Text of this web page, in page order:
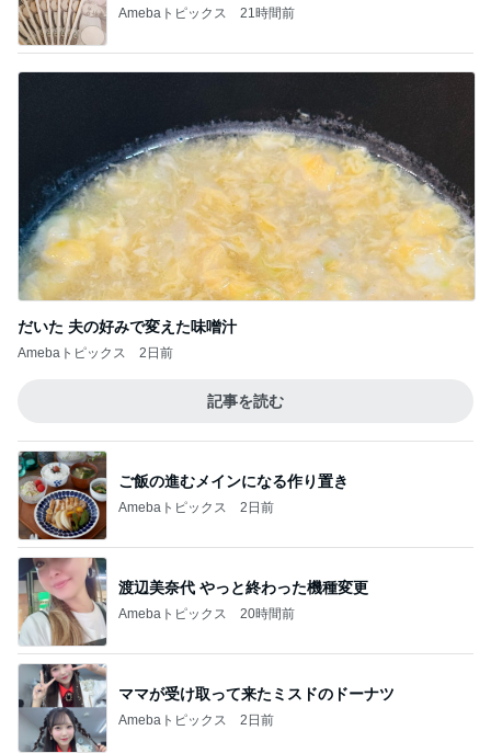
Amebaトピックス 21時間前
だいた 夫の好みで変えた味噌汁
Amebaトピックス 2日前
記事を読む
ご飯の進むメインになる作り置き
Amebaトピックス 2日前
渡辺美奈代 やっと終わった機種変更
Amebaトピックス 20時間前
ママが受け取って来たミスドのドーナツ
Amebaトピックス 2日前